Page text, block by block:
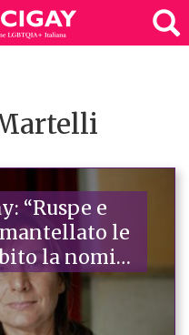
“Ruspe e
le
la nomina